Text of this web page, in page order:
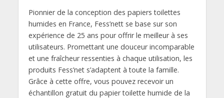
Pionnier de la conception des papiers toilettes
humides en France, Fess’nett se base sur son
expérience de 25 ans pour offrir le meilleur à ses
utilisateurs. Promettant une douceur incomparable
et une fraîcheur ressenties à chaque utilisation, les
produits Fess’net s’adaptent à toute la famille.
Grâce à cette offre, vous pouvez recevoir un
échantillon gratuit du papier toilette humide de la